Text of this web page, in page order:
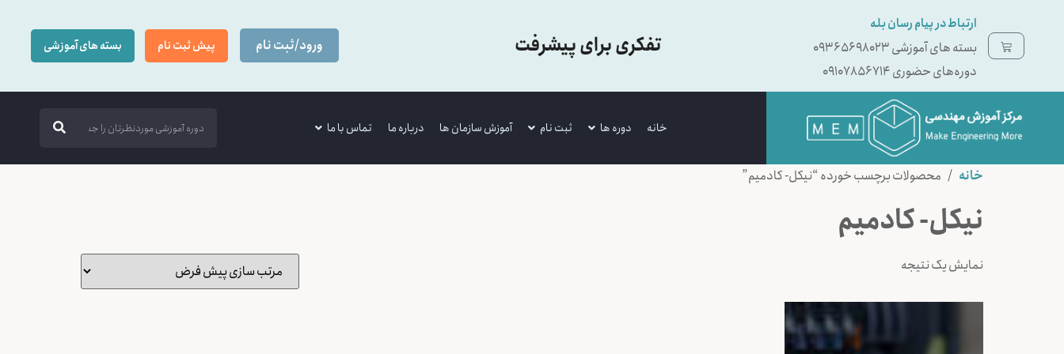
ارتباط در پیام رسان بله
بسته ‌های آموزشی 09365698023
دوره‌های حضوری 09107856714
تفکری برای پیشرفت ورود/ثبت نام پیش ثبت نام بسته های آموزشی
خانه دوره ها ثبت نام آموزش سازمان ها درباره ما تماس با ما
خانه / محصولات برچسب خورده “نیکل- کادمیم”
نیکل- کادمیم
نمایش یک نتیجه